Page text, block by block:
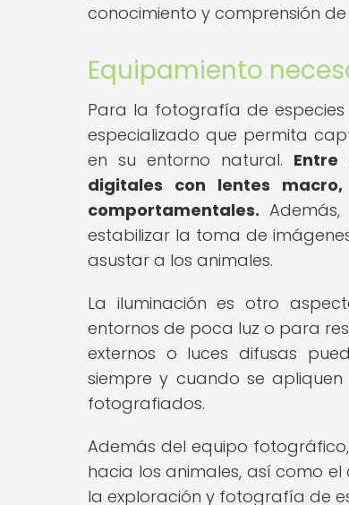
conocimiento y comprensión
Equipamiento
Para la fotografía de
especializado que permita
en su entorno natural.
digitales con lentes
comportamentales.
estabilizar la toma de
asustar a los animales.
La iluminación es otro
entornos de poca luz o para
externos o luces difusas
siempre y cuando se
fotografiados.
Además del equipo
hacia los animales, así como
la exploración y fotografía de